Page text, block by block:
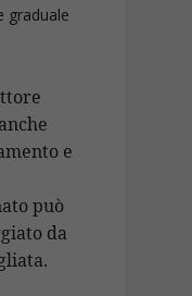
graduale
e
può
da